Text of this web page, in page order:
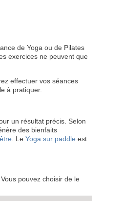
de Yoga ou de Pilates
exercices ne peuvent que
effectuer vos séances
à pratiquer.
un résultat précis. Selon
des bienfaits
. Le Yoga sur paddle est
pouvez choisir de le